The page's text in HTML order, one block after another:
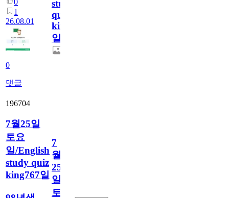
1
26.08.01
0
댓글
study
quiz
king768
일
196704
7월25일
토요
일/English
study quiz
king767일
7
월
25
일
토